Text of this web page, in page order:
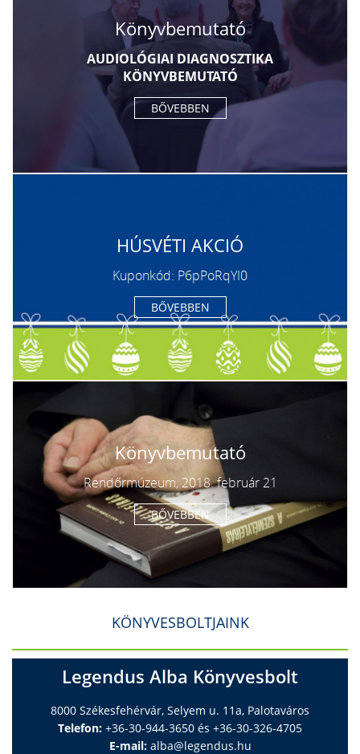
Könyvbemutató
AUDIOLÓGIAI DIAGNOSZTIKA
KÖNYVBEMUTATÓ
BŐVEBBEN
HÚSVÉTI AKCIÓ
Kuponkód: P6pPoRqYI0
BŐVEBBEN
Könyvbemutató
Rendőrmúzeum, 2018. február 21
BŐVEBBEN
KÖNYVESBOLTJAINK
Legendus Alba Könyvesbolt
8000 Székesfehérvár, Selyem u. 11a, Palotaváros
Telefon: +36-30-944-3650 és +36-30-326-4705
E-mail: alba@legendus.hu